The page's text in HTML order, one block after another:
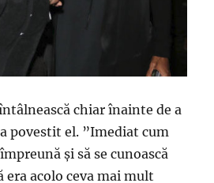
chiar înainte de a
povestit el. ”Imediat cum
și să se cunoască
era acolo ceva mai mult